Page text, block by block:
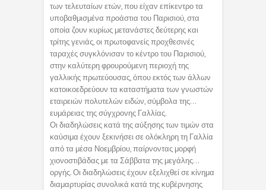
των τελευταίων ετών, που είχαν επίκεντρο τα
υποβαθμισμένα προάστια του Παρισιού, στα
οποία ζουν κυρίως μετανάστες δεύτερης και
τρίτης γενιάς, οι πρωτοφανείς προχθεσινές
ταραχές συγκλόνισαν το κέντρο του Παρισιού,
στην καλύτερη φρουρούμενη περιοχή της
γαλλικής πρωτεύουσας, όπου εκτός των άλλων
κατοικοεδρεύουν τα καταστήματα των γνωστών
εταιρειών πολυτελών ειδών, σύμβολα της…
ευμάρειας της σύγχρονης Γαλλίας.
Οι διαδηλώσεις κατά της αύξησης των τιμών στα
καύσιμα έχουν ξεκινήσει σε ολόκληρη τη Γαλλία
από τα μέσα Νοεμβρίου, παίρνοντας μορφή
χιονοστιβάδας με τα Σάββατα της μεγάλης…
οργής. Οι διαδηλώσεις έχουν εξελιχθεί σε κίνημα
διαμαρτυρίας συνολικά κατά της κυβέρνησης